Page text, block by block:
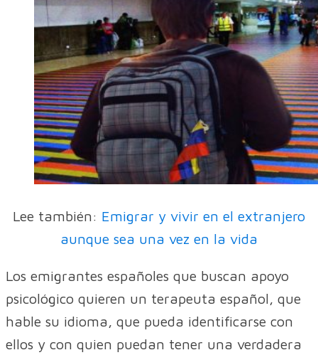
Lee también: Emigrar y vivir en el extranjero
aunque sea una vez en la vida
Los emigrantes españoles que buscan apoyo
psicológico quieren un terapeuta español, que
hable su idioma, que pueda identificarse con
ellos y con quien puedan tener una verdadera